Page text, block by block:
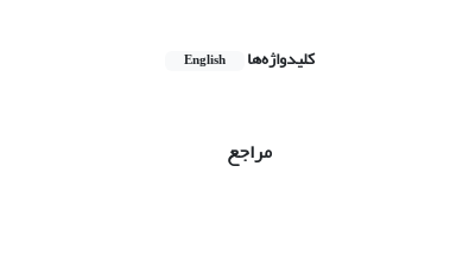
کلیدواژه‌ها English
مراجع